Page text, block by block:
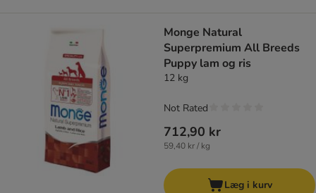
Monge Natural
Superpremium All Breeds
Puppy lam og ris
12 kg
712,90 kr
59,40 kr / kg
Not Rated
Læg i kurv